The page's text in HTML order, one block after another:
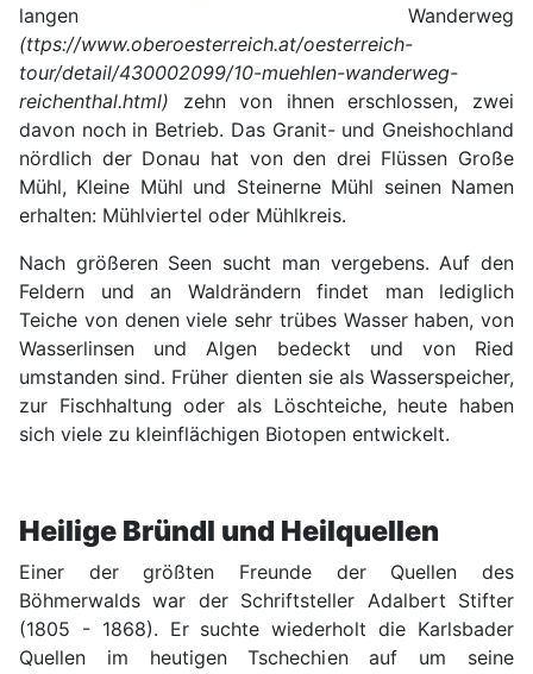
langen Wanderweg
(ttps://www.oberoesterreich.at/oesterreich-
tour/detail/430002099/10-muehlen-wanderweg-
reichenthal.html) zehn von ihnen erschlossen, zwei
davon noch in Betrieb. Das Granit- und Gneishochland
nördlich der Donau hat von den drei Flüssen Große
Mühl, Kleine Mühl und Steinerne Mühl seinen Namen
erhalten: Mühlviertel oder Mühlkreis.
Nach größeren Seen sucht man vergebens. Auf den
Feldern und an Waldrändern findet man lediglich
Teiche von denen viele sehr trübes Wasser haben, von
Wasserlinsen und Algen bedeckt und von Ried
umstanden sind. Früher dienten sie als Wasserspeicher,
zur Fischhaltung oder als Löschteiche, heute haben
sich viele zu kleinflächigen Biotopen entwickelt.
Heilige Bründl und Heilquellen
Einer der größten Freunde der Quellen des
Böhmerwalds war der Schriftsteller Adalbert Stifter
(1805 - 1868). Er suchte wiederholt die Karlsbader
Quellen im heutigen Tschechien auf um seine